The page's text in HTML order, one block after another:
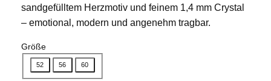
sandgefülltem Herzmotiv und feinem 1,4 mm Crystal
– emotional, modern und angenehm tragbar.
Größe
52 56 60